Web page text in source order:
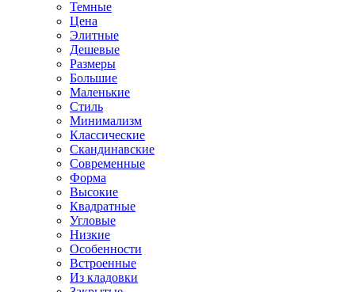
Темные
Цена
Элитные
Дешевые
Размеры
Большие
Маленькие
Стиль
Минимализм
Классические
Скандинавские
Современные
Форма
Высокие
Квадратные
Угловые
Низкие
Особенности
Встроенные
Из кладовки